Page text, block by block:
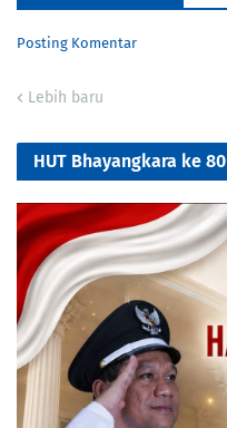
Posting Komentar
Lebih baru
HUT Bhayangkara ke 80